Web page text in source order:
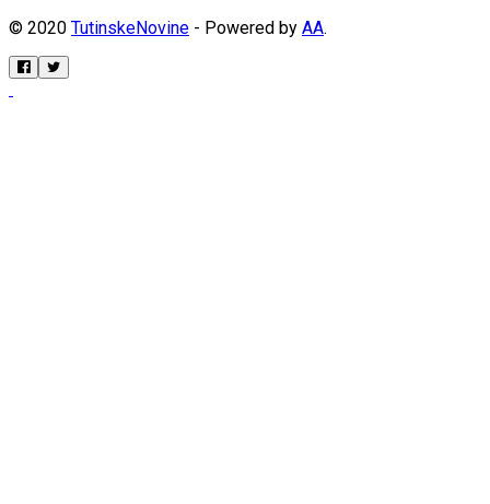
© 2020 TutinskeNovine - Powered by AA.